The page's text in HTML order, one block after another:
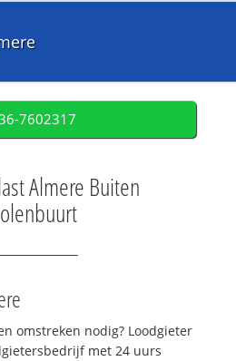
7602317
Almere Buiten
omstreken nodig? Loodgieter
met 24 uurs